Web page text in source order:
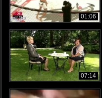
01:06
07:14